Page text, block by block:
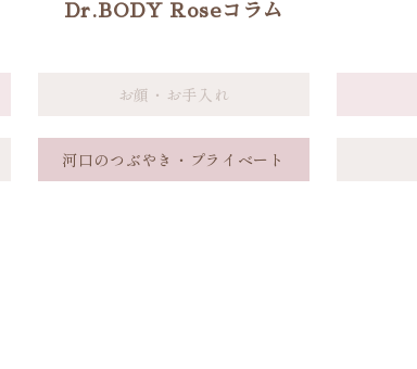
Dr.BODY Roseコラム
お顔・お手入れ
河口のつぶやき・プライベート